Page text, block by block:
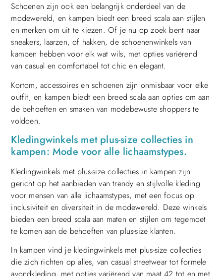
Schoenen zijn ook een belangrijk onderdeel van de
modewereld, en kampen biedt een breed scala aan stijlen
en merken om uit te kiezen. Of je nu op zoek bent naar
sneakers, laarzen, of hakken, de schoenenwinkels van
kampen hebben voor elk wat wils, met opties variërend
van casual en comfortabel tot chic en elegant.
Kortom, accessoires en schoenen zijn onmisbaar voor elke
outfit, en kampen biedt een breed scala aan opties om aan
de behoeften en smaken van modebewuste shoppers te
voldoen.
Kledingwinkels met plus-size collecties in
kampen: Mode voor alle lichaamstypes.
Kledingwinkels met plus-size collecties in kampen zijn
gericht op het aanbieden van trendy en stijlvolle kleding
voor mensen van alle lichaamstypes, met een focus op
inclusiviteit en diversiteit in de modewereld. Deze winkels
bieden een breed scala aan maten en stijlen om tegemoet
te komen aan de behoeften van plus-size klanten.
In kampen vind je kledingwinkels met plus-size collecties
die zich richten op alles, van casual streetwear tot formele